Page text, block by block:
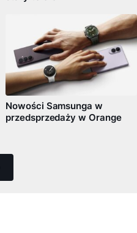
Nowości Samsunga w
przedsprzedaży w Orange